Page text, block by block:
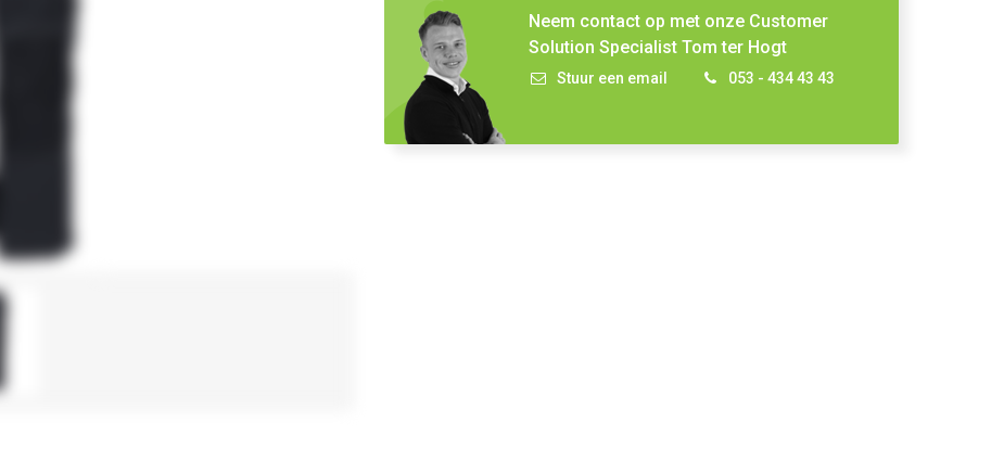
Neem contact op met onze Customer
Solution Specialist Tom ter Hogt
Stuur een email 053 - 434 43 43